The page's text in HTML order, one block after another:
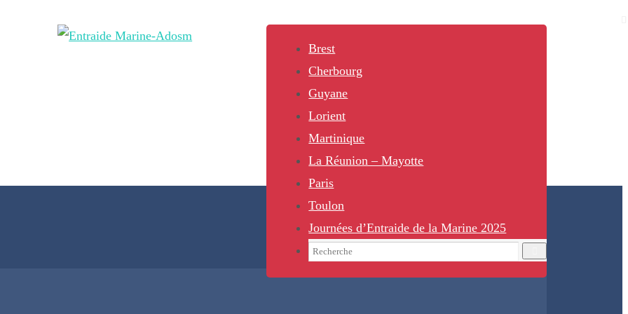
Brest
Cherbourg
Guyane
Lorient
Martinique
La Réunion – Mayotte
Paris
Toulon
Journées d’Entraide de la Marine 2025
Search